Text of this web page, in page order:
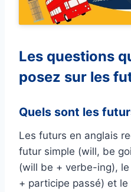
Les questions
posez sur les
Quels sont les
Les futurs en anglais
futur simple (will, be
(will be + verbe-ing),
+ participe passé) et